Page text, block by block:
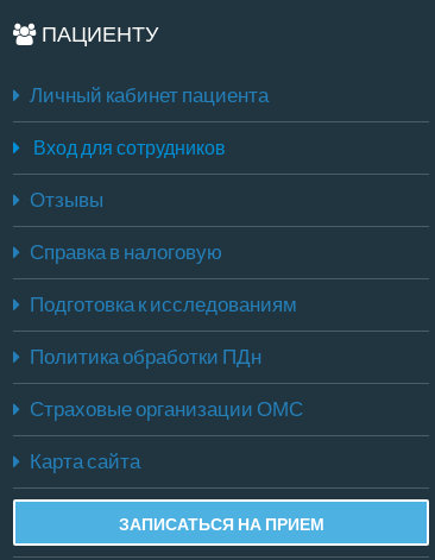
ПАЦИЕНТУ
Личный кабинет пациента
Вход для сотрудников
Отзывы
Справка в налоговую
Подготовка к исследованиям
Политика обработки ПДн
Страховые организации ОМС
Карта сайта
ЗАПИСАТЬСЯ НА ПРИЕМ